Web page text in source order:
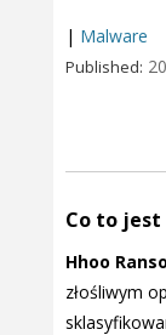
| Malware
Published:
Co to jest
Hhoo
złośliwym